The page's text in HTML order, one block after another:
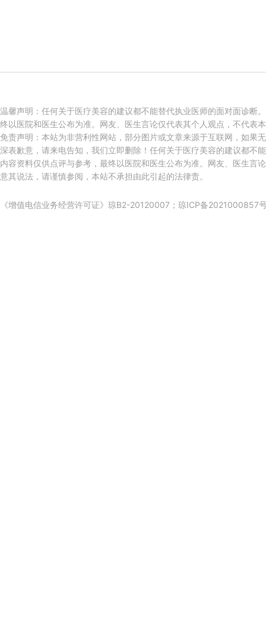
温馨声明：任何关于医疗美容的建议都不能替代执业医师的面对面诊断
终以医院和医生公布为准。网友、医生言论仅代表其个人观点，不代表
免责声明：本站为非营利性网站，部分图片或文章来源于互联网，如果
深表歉意，请来电告知，我们立即删除！任何关于医疗美容的建议都不
内容资料仅供点评与参考，最终以医院和医生公布为准。网友、医生言
意其说法，请谨慎参阅，本站不承担由此引起的法律责。
《增值电信业务经营许可证》琼B2-20120007； 琼ICP备2021000857